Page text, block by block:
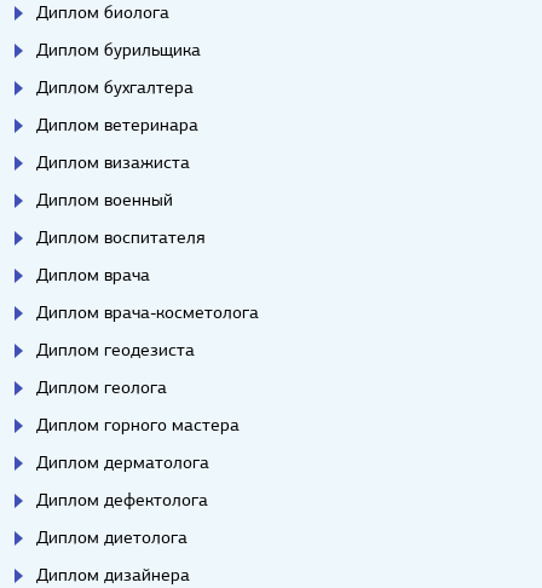
Диплом биолога
Диплом бурильщика
Диплом бухгалтера
Диплом ветеринара
Диплом визажиста
Диплом военный
Диплом воспитателя
Диплом врача
Диплом врача-косметолога
Диплом геодезиста
Диплом геолога
Диплом горного мастера
Диплом дерматолога
Диплом дефектолога
Диплом диетолога
Диплом дизайнера